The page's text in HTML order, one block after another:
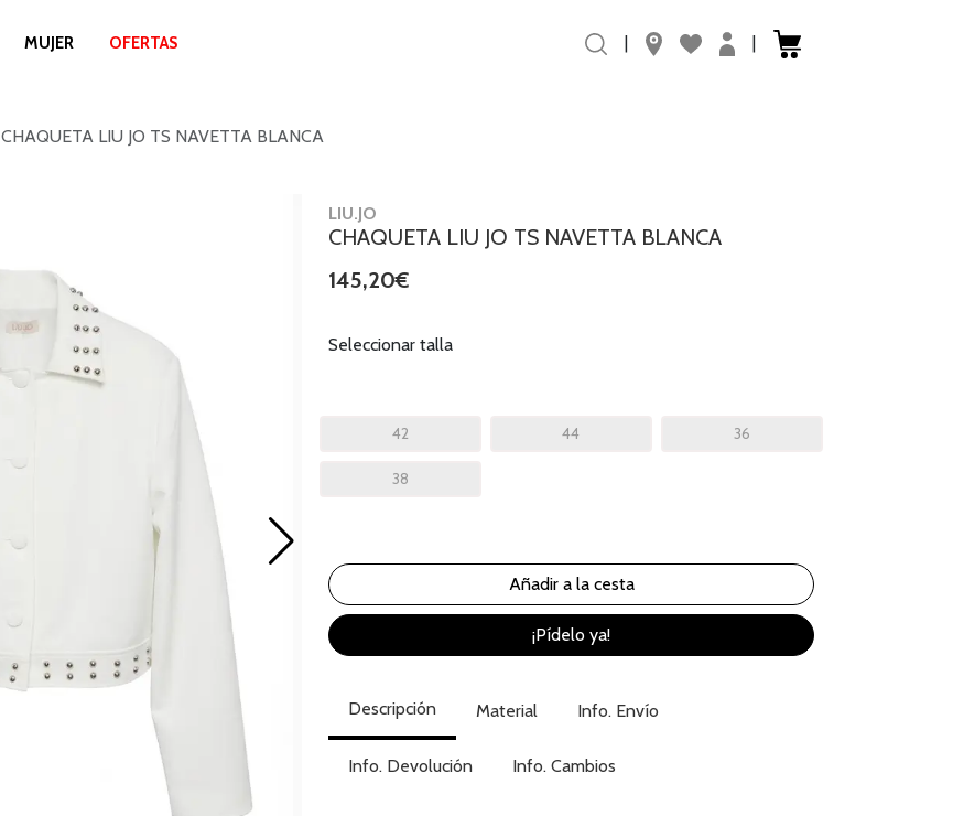
MUJER OFERTAS | |
CHAQUETA LIU JO TS NAVETTA BLANCA
LIU.JO
CHAQUETA LIU JO TS NAVETTA BLANCA
145,20€
Seleccionar talla
42 44 36
38
¡Pídelo ya!
Descripción Material Info. Envío
Info. Devolución Info. Cambios